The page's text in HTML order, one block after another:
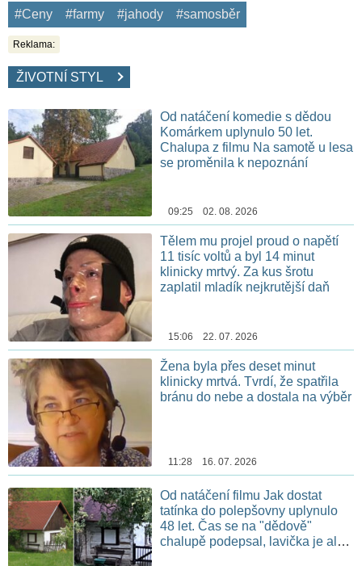
#Ceny #farmy #jahody #samosběr
Reklama:
ŽIVOTNÍ STYL
Od natáčení komedie s dědou
Komárkem uplynulo 50 let.
Chalupa z filmu Na samotě u lesa
se proměnila k nepoznání
09:25 02. 08. 2026
Tělem mu projel proud o napětí
11 tisíc voltů a byl 14 minut
klinicky mrtvý. Za kus šrotu
zaplatil mladík nejkrutější daň
15:06 22. 07. 2026
Žena byla přes deset minut
klinicky mrtvá. Tvrdí, že spatřila
bránu do nebe a dostala na výběr
11:28 16. 07. 2026
Od natáčení filmu Jak dostat
tatínka do polepšovny uplynulo
48 let. Čas se na "dědově"
chalupě podepsal, lavička je ale